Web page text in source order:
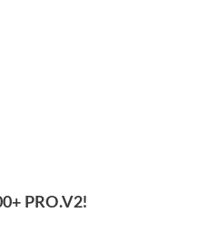
PRO.V2!